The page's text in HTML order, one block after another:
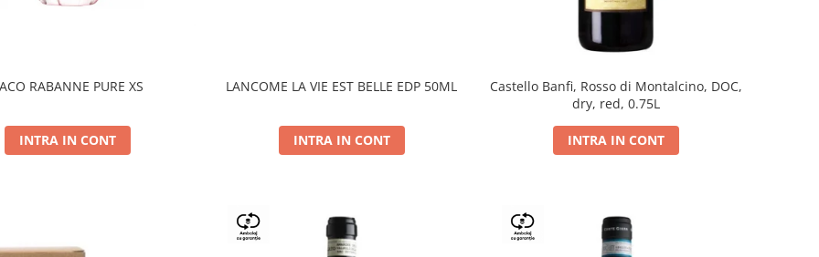
RABANNE PURE XS
INTRA IN CONT
LANCOME LA VIE EST BELLE EDP 50ML
INTRA IN CONT
Castello Banfi, Rosso di Montalcino, DOC,
dry, red, 0.75L
INTRA IN CONT